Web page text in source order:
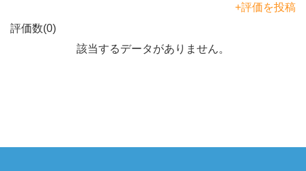
+評価を投稿
評価数(0)
該当するデータがありません。